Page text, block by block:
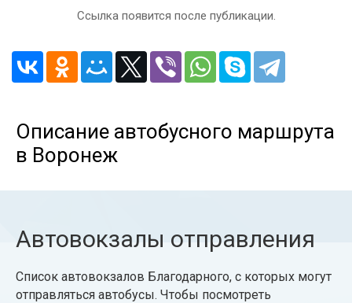
Ссылка появится после публикации.
Описание автобусного маршрута
в Воронеж
Автовокзалы отправления
Список автовокзалов Благодарного, с которых могут
отправляться автобусы. Чтобы посмотреть